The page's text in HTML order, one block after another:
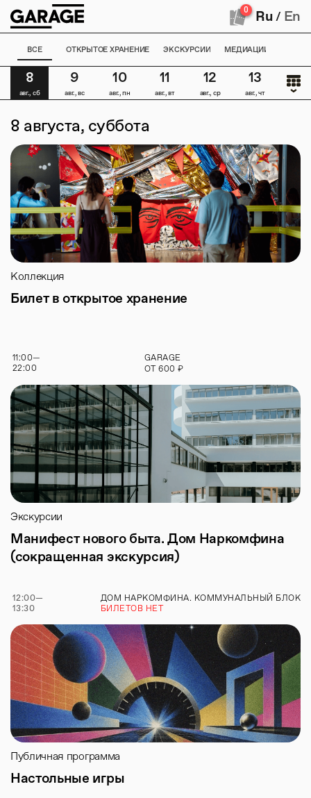
0 Ru / En
ВСЕ ОТКРЫТОЕ ХРАНЕНИЕ ЭКСКУРСИИ МЕДИАЦИИ
8
авг., сб
9
авг., вс
10
авг., пн
11
авг., вт
12
авг., ср
13
авг., чт
14
авг., пт
27 28 29 30 31 1 2
3 4 5 6 7 8 9
10 11 12 13 14 15 16
17 18 19 20 21 22 23
24 27 28 29 30
8 августа, суббота
Коллекция
Билет в открытое хранение
11:00—
22:00
GARAGE
ОТ600₽
Экскурсии
Манифест нового быта. Дом Наркомфина
(сокращенная экскурсия)
12:00—
13:30
ДОМ НАРКОМФИНА. КОММУНАЛЬНЫЙ БЛОК
БИЛЕТОВ НЕТ
Публичная программа
Настольные игры